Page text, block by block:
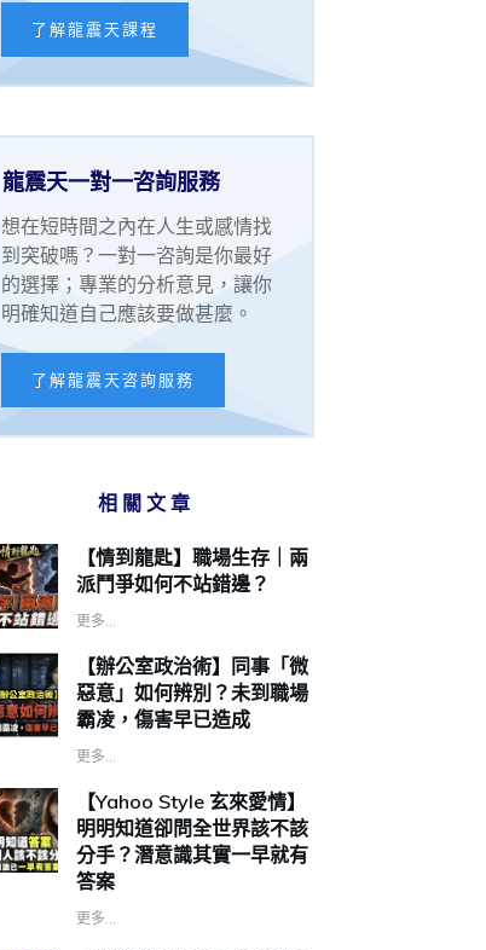
了解龍震天課程
龍震天一對一咨詢服務
想在短時間之內在人生或感情找
到突破嗎？一對一咨詢是你最好
的選擇；專業的分析意見，讓你
明確知道自己應該要做甚麼。
了解龍震天咨詢服務
相關文章
【情到龍匙】職場生存｜兩
派鬥爭如何不站錯邊？
更多...
【辦公室政治術】同事「微
惡意」如何辨別？未到職場
霸凌，傷害早已造成
更多...
【Yahoo Style 玄來愛情】
明明知道卻問全世界該不該
分手？潛意識其實一早就有
答案
更多...